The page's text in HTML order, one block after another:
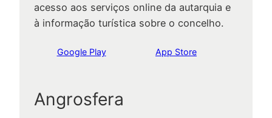
acesso aos serviços online da autarquia e
à informação turística sobre o concelho.
Google Play App Store
Angrosfera